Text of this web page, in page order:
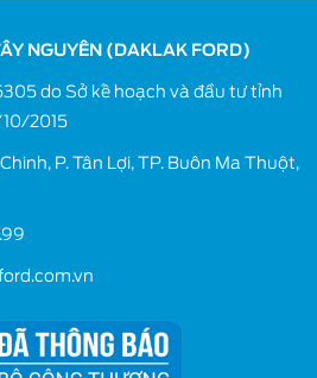
NGUYÊN (DAKLAK FORD)
do Sở kế hoạch và đầu tư tỉnh
2015
P. Tân Lợi, TP. Buôn Ma Thuột,